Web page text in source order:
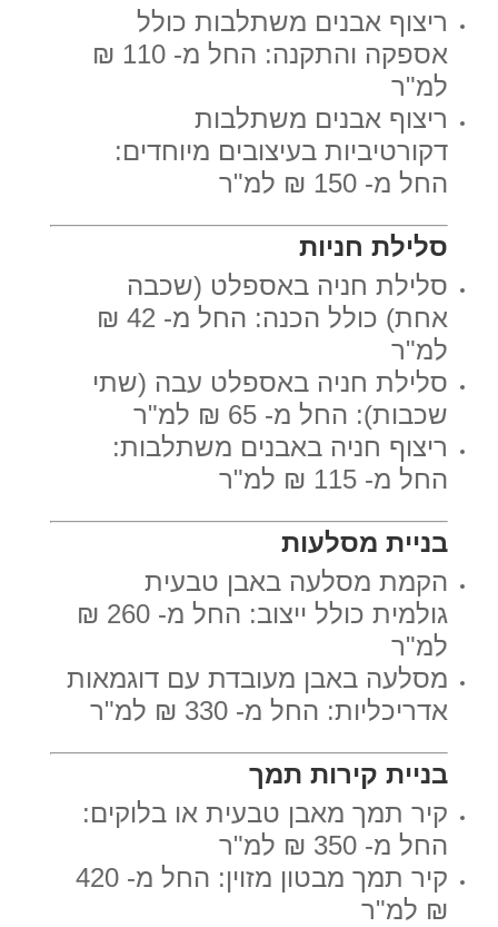
ריצוף אבנים משתלבות כולל
אספקה והתקנה: החל מ- 110 ₪
למ"ר
ריצוף אבנים משתלבות
דקורטיביות בעיצובים מיוחדים:
החל מ- 150 ₪ למ"ר
סלילת חניות
סלילת חניה באספלט (שכבה
אחת) כולל הכנה: החל מ- 42 ₪
למ"ר
סלילת חניה באספלט עבה (שתי
שכבות): החל מ- 65 ₪ למ"ר
ריצוף חניה באבנים משתלבות:
החל מ- 115 ₪ למ"ר
בניית מסלעות
הקמת מסלעה באבן טבעית
גולמית כולל ייצוב: החל מ- 260 ₪
למ"ר
מסלעה באבן מעובדת עם דוגמאות
אדריכליות: החל מ- 330 ₪ למ"ר
בניית קירות תמך
קיר תמך מאבן טבעית או בלוקים:
החל מ- 350 ₪ למ"ר
קיר תמך מבטון מזוין: החל מ- 420
₪ למ"ר